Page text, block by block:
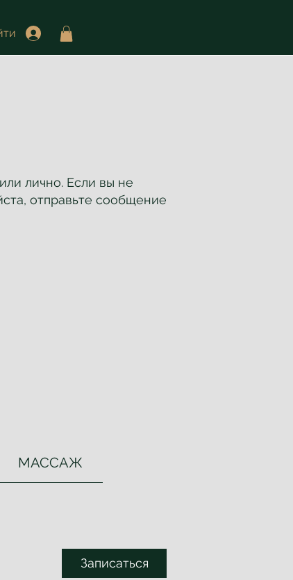
лично. Если вы не
отправьте сообщение
МАССАЖ
Записаться